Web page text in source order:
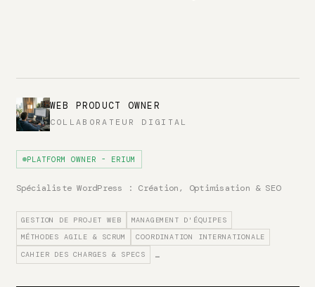
WEB PRODUCT OWNER
COLLABORATEUR DIGITAL
PLATFORM OWNER - ERIUM
Spécialiste WordPress : Création, Optimisation & SEO
GESTION DE PROJET WEB
MANAGEMENT D'ÉQUIPES
MÉTHODES AGILE & SCRUM
COORDINATION INTERNATIONALE
CAHIER DES CHARGES & SPECS
…